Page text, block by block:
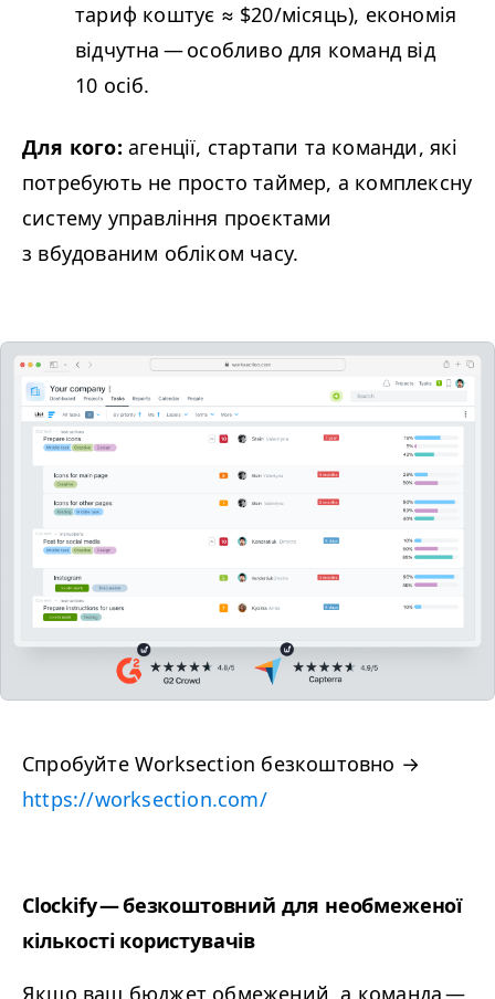
тариф коштує ≈ $20/​місяць), економія
відчутна — особливо для команд від
10 осіб.
Для кого: агенції, стартапи та команди, які
потребують не просто таймер, а комплексну
систему управління проєктами
з вбудованим обліком часу.
Спробуйте Worksection безкоштовно →
https://​worksection​.com/
Clockify — безкоштовний для необмеженої
кількості користувачів